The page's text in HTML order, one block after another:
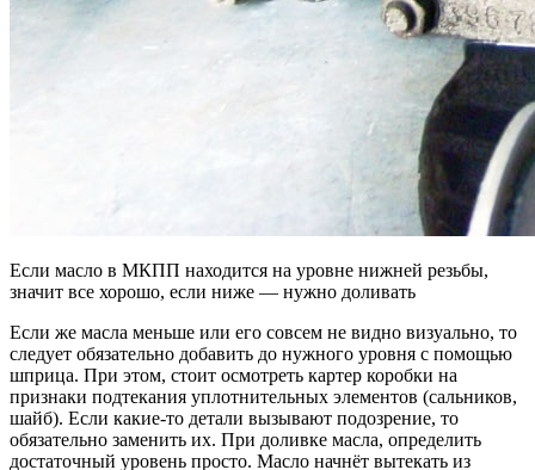
Если масло в МКПП находится на уровне нижней резьбы,
значит все хорошо, если ниже — нужно доливать
Если же масла меньше или его совсем не видно визуально, то
следует обязательно добавить до нужного уровня с помощью
шприца. При этом, стоит осмотреть картер коробки на
признаки подтекания уплотнительных элементов (сальников,
шайб). Если какие-то детали вызывают подозрение, то
обязательно заменить их. При доливке масла, определить
достаточный уровень просто. Масло начнёт вытекать из